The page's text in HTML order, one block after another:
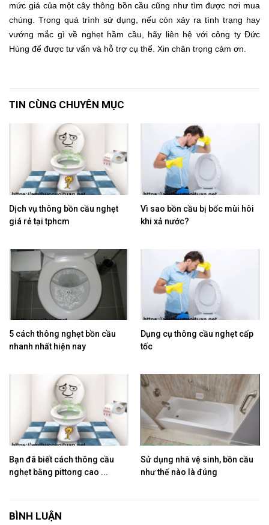
mức giá của một cây thông bồn cầu cũng như tìm được nơi mua
chúng. Trong quá trình sử dụng, nếu còn xảy ra tình trạng hay
vướng mắc gì về nghẹt hầm cầu, hãy liên hệ với công ty Đức
Hùng để được tư vấn và hỗ trợ cụ thể. Xin chân trọng cảm ơn.
TIN CÙNG CHUYÊN MỤC
Dịch vụ thông bồn cầu nghẹt
giá rẻ tại tphcm
Vì sao bồn cầu bị bốc mùi hôi
khi xả nước?
5 cách thông nghẹt bồn cầu
nhanh nhất hiện nay
Dụng cụ thông cầu nghẹt cấp
tốc
Bạn đã biết cách thông cầu
nghẹt bằng pittong cao ...
Sử dụng nhà vệ sinh, bồn cầu
như thế nào là đúng
BÌNH LUẬN